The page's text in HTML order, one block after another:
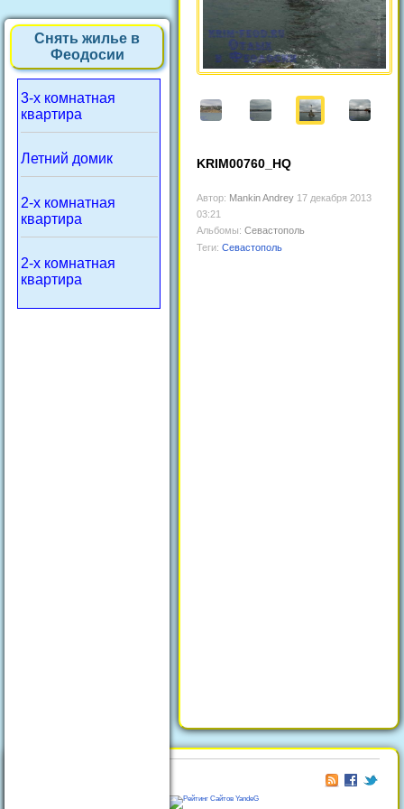
Снять жилье в
Феодосии
3-х комнатная
квартира
Летний домик
2-х комнатная
квартира
2-х комнатная
квартира
KRIM00760_HQ
Автор: Mankin Andrey 17 декабря 2013
03:21
Альбомы: Севастополь
Теги: Севастополь